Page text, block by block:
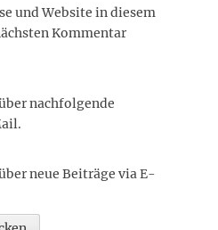
und Website in diesem
Kommentar
nachfolgende
neue Beiträge via E-